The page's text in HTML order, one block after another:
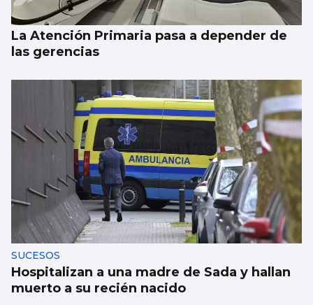
La Atención Primaria pasa a depender de
las gerencias
SUCESOS
Hospitalizan a una madre de Sada y hallan
muerto a su recién nacido